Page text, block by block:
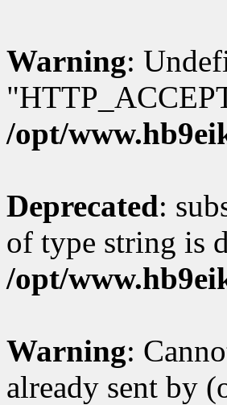
Warning:
/opt/
Deprecated:
of type string is
/opt/
Warning:
already sent by